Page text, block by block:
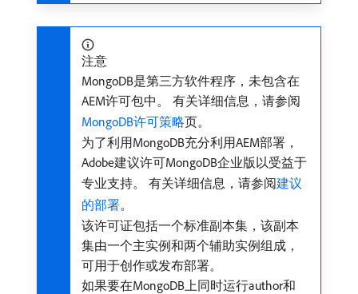
注意
MongoDB是第三方软件程序，未包含在
AEM许可包中。 有关详细信息，请参阅
MongoDB许可策略页。
为了利用MongoDB充分利用AEM部署，
Adobe建议许可MongoDB企业版以受益于
专业支持。 有关详细信息，请参阅建议
的部署。
该许可证包括一个标准副本集，该副本
集由一个主实例和两个辅助实例组成，
可用于创作或发布部署。
如果要在MongoDB上同时运行author和